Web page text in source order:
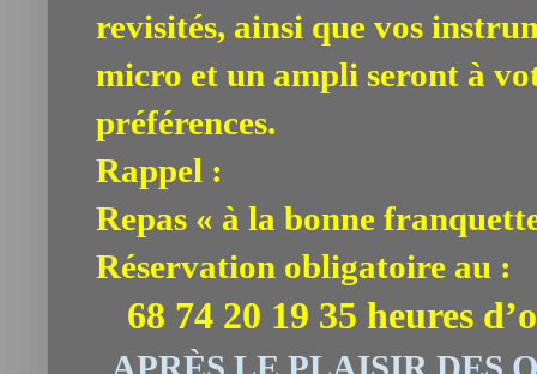
revisités, ainsi que vos
micro et un ampli seront à
préférences.
Rappel :
Repas « à la bonne
Réservation obligatoire au :
68 74 20 19 35 heures